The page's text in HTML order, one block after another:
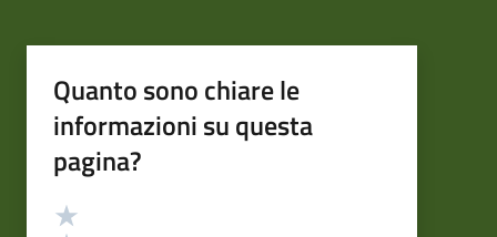
Quanto sono chiare le
informazioni su questa
pagina?
Valutazione